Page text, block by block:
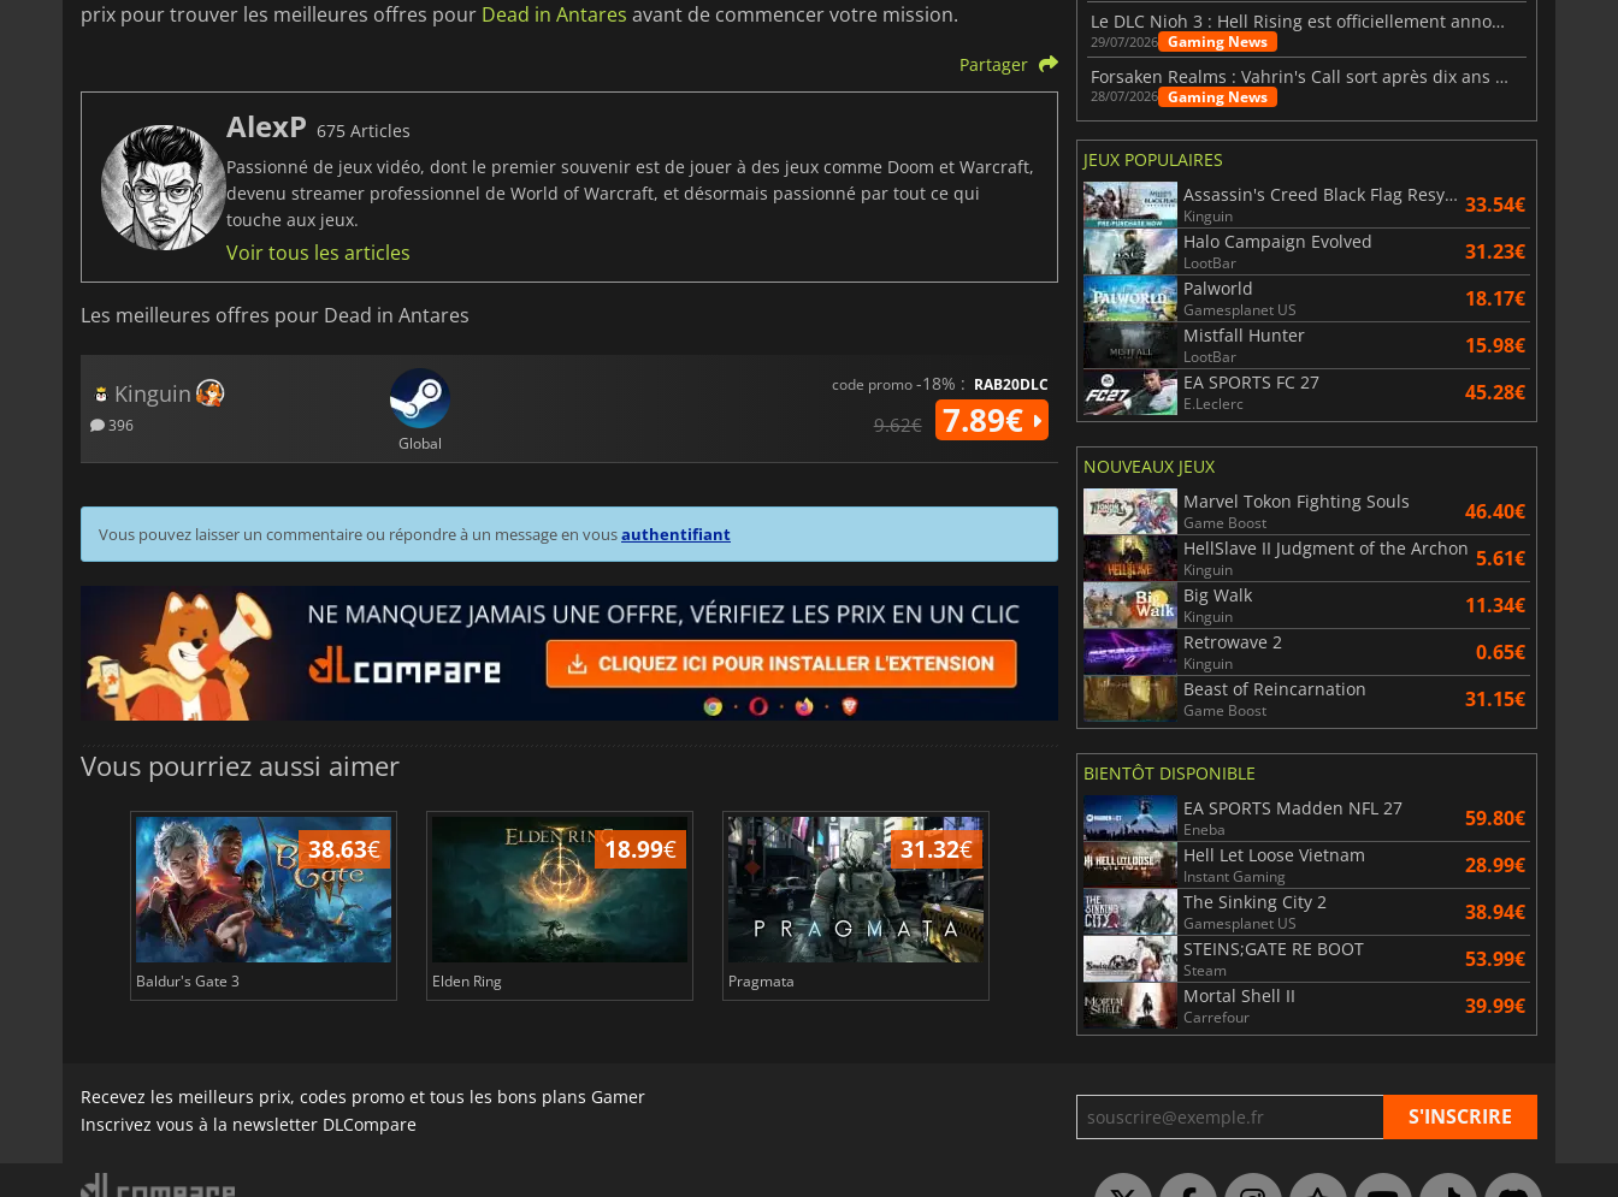
prix pour trouver les meilleures offres pour Dead in Antares avant de commencer votre mission.
Partager
AlexP 675 Articles
Passionné de jeux vidéo, dont le premier souvenir est de jouer à des jeux comme Doom et Warcraft,
devenu streamer professionnel de World of Warcraft, et désormais passionné par tout ce qui
touche aux jeux.
Voir tous les articles
Les meilleures offres pour Dead in Antares
Kinguin
396
Global
code promo-18% : RAB20DLC
9.62€ 7.89€
Vous pouvez laisser un commentaire ou répondre à un message en vousauthentifiant
Vous pourriez aussi aimer
38.63€
Baldur's Gate 3
18.99€
Elden Ring
31.32€
Pragmata
6.76€
Total War WARHAMMER 3
15.48
Lies Of P
Le DLC Nioh 3 : Hell Rising est officiellement annoncé
29/07/2026 Gaming News
Forsaken Realms : Vahrin's Call sort après dix ans de développement
28/07/2026 Gaming News
JEUX POPULAIRES
Assassin's Creed Black Flag Resynced
Kinguin 33.54€
Halo Campaign Evolved
LootBar 31.23€
Palworld
Gamesplanet US 18.17€
Mistfall Hunter
LootBar 15.98€
EA SPORTS FC 27
E.Leclerc 45.28€
NOUVEAUX JEUX
Marvel Tokon Fighting Souls
Game Boost 46.40€
HellSlave II Judgment of the Archon
Kinguin 5.61€
Big Walk
Kinguin 11.34€
Retrowave 2
Kinguin 0.65€
Beast of Reincarnation
Game Boost 31.15€
BIENTÔT DISPONIBLE
EA SPORTS Madden NFL 27
Eneba 59.80€
Hell Let Loose Vietnam
Instant Gaming 28.99€
The Sinking City 2
Gamesplanet US 38.94€
STEINS;GATE RE BOOT
Steam 53.99€
Mortal Shell II
Carrefour 39.99€
Recevez les meilleurs prix, codes promo et tous les bons plans Gamer
Inscrivez vous à la newsletter DLCompare